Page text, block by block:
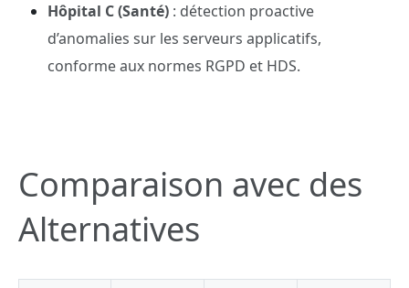
Hôpital C (Santé) : détection proactive
d’anomalies sur les serveurs applicatifs,
conforme aux normes RGPD et HDS.
Comparaison avec des
Alternatives